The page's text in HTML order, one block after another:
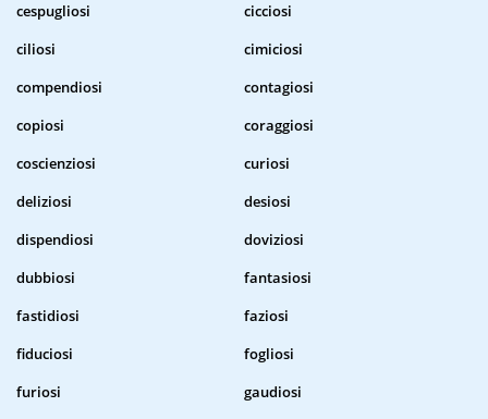
cespugliosi
cicciosi
ciliosi
cimiciosi
compendiosi
contagiosi
copiosi
coraggiosi
coscienziosi
curiosi
deliziosi
desiosi
dispendiosi
doviziosi
dubbiosi
fantasiosi
fastidiosi
faziosi
fiduciosi
fogliosi
furiosi
gaudiosi